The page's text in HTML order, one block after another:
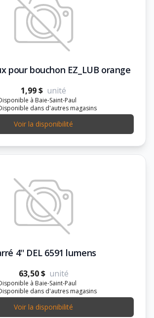
pour bouchon EZ_LUB orange
1,99 $ unité
à Baie-Saint-Paul
dans d'autres magasins
Voir la disponibilité
4'' DEL 6591 lumens
63,50 $ unité
à Baie-Saint-Paul
dans d'autres magasins
Voir la disponibilité